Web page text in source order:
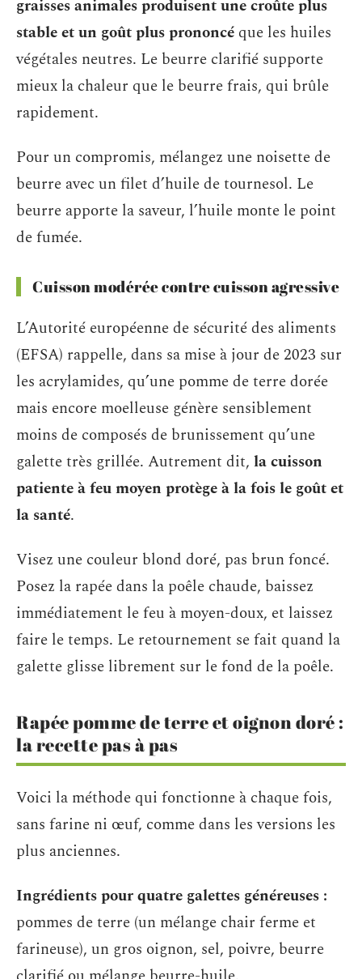
graisses animales produisent une croûte plus
stable et un goût plus prononcé que les huiles
végétales neutres. Le beurre clarifié supporte
mieux la chaleur que le beurre frais, qui brûle
rapidement.
Pour un compromis, mélangez une noisette de
beurre avec un filet d’huile de tournesol. Le
beurre apporte la saveur, l’huile monte le point
de fumée.
Cuisson modérée contre cuisson agressive
L’Autorité européenne de sécurité des aliments
(EFSA) rappelle, dans sa mise à jour de 2023 sur
les acrylamides, qu’une pomme de terre dorée
mais encore moelleuse génère sensiblement
moins de composés de brunissement qu’une
galette très grillée. Autrement dit, la cuisson
patiente à feu moyen protège à la fois le goût et
la santé.
Visez une couleur blond doré, pas brun foncé.
Posez la rapée dans la poêle chaude, baissez
immédiatement le feu à moyen-doux, et laissez
faire le temps. Le retournement se fait quand la
galette glisse librement sur le fond de la poêle.
Rapée pomme de terre et oignon doré :
la recette pas à pas
Voici la méthode qui fonctionne à chaque fois,
sans farine ni œuf, comme dans les versions les
plus anciennes.
Ingrédients pour quatre galettes généreuses :
pommes de terre (un mélange chair ferme et
farineuse), un gros oignon, sel, poivre, beurre